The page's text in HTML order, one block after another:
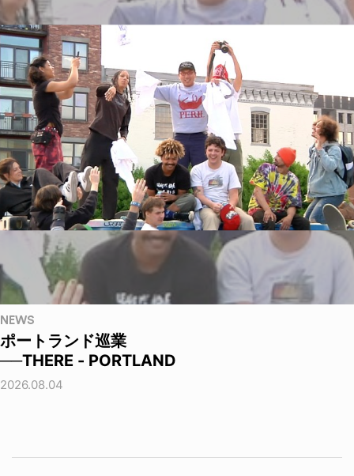
NEWS
ポートランド巡業
──THERE - PORTLAND
2026.08.04